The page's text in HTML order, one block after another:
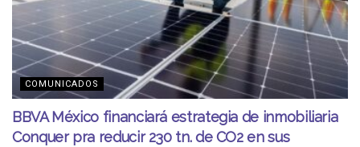
COMUNICADOS
BBVA México financiará estrategia de inmobiliaria
Conquer pra reducir 230 tn. de CO2 en sus